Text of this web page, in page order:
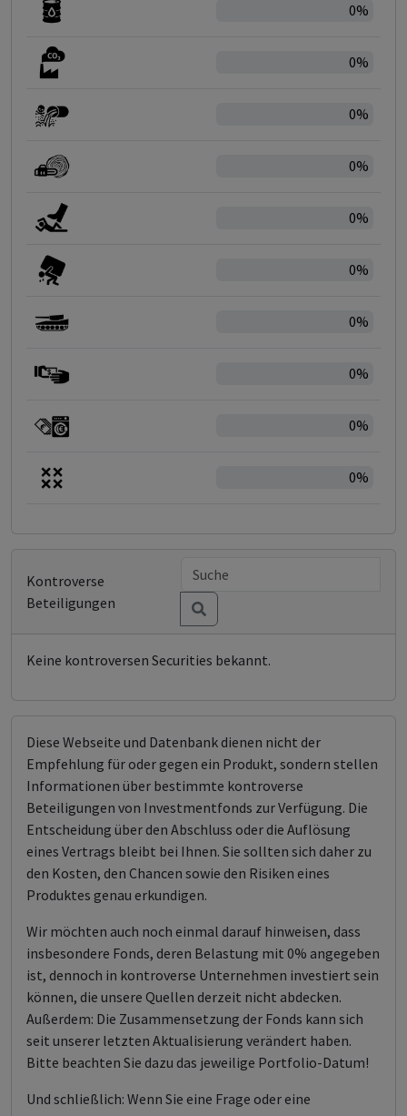
0%
0%
0%
0%
0%
0%
0%
0%
0%
0%
Kontroverse
Beteiligungen
Keine kontroversen Securities bekannt.
Diese Webseite und Datenbank dienen nicht der
Empfehlung für oder gegen ein Produkt, sondern stellen
Informationen über bestimmte kontroverse
Beteiligungen von Investmentfonds zur Verfügung. Die
Entscheidung über den Abschluss oder die Auflösung
eines Vertrags bleibt bei Ihnen. Sie sollten sich daher zu
den Kosten, den Chancen sowie den Risiken eines
Produktes genau erkundigen.
Wir möchten auch noch einmal darauf hinweisen, dass
insbesondere Fonds, deren Belastung mit 0% angegeben
ist, dennoch in kontroverse Unternehmen investiert sein
können, die unsere Quellen derzeit nicht abdecken.
Außerdem: Die Zusammensetzung der Fonds kann sich
seit unserer letzten Aktualisierung verändert haben.
Bitte beachten Sie dazu das jeweilige Portfolio-Datum!
Und schließlich: Wenn Sie eine Frage oder eine